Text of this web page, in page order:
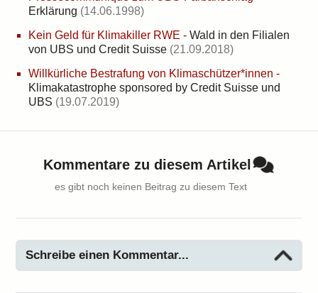
Erklärung (14.06.1998)
Kein Geld für Klimakiller RWE - Wald in den Filialen
von UBS und Credit Suisse (21.09.2018)
Willkürliche Bestrafung von Klimaschützer*innen -
Klimakatastrophe sponsored by Credit Suisse und
UBS (19.07.2019)
Kommentare zu diesem Artikel
es gibt noch keinen Beitrag zu diesem Text
Schreibe einen Kommentar...